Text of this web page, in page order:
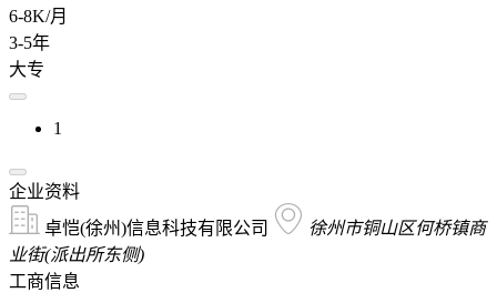
6-8K/月
3-5年
大专
1
企业资料
卓恺(徐州)信息科技有限公司
徐州市铜山区何桥镇商
业街(派出所东侧)
工商信息